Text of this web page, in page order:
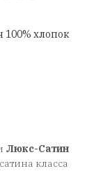
100% хлопок
Люкс-Сатин
класса